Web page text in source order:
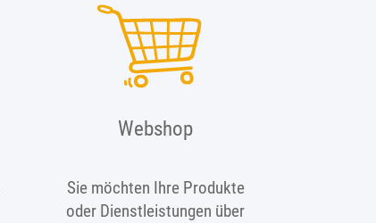
Webshop
Sie möchten Ihre Produkte
oder Dienstleistungen über